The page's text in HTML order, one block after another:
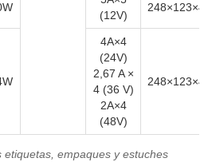
(12V)
4A×4
(24V)
2,67 A ×
4 (36 V)
2A×4
(48V)
empaques y estuches